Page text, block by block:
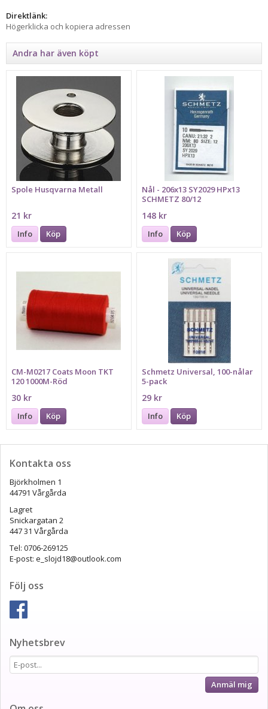
Direktlänk:
Högerklicka och kopiera adressen
Andra har även köpt
Spole Husqvarna Metall
21 kr
Info Köp
Nål - 206x13 SY2029 HPx13
SCHMETZ 80/12
148 kr
Info Köp
CM-M0217 Coats Moon TKT
120 1000M-Röd
30 kr
Info Köp
Schmetz Universal, 100-nålar
5-pack
29 kr
Info Köp
Kontakta oss
Björkholmen 1
44791 Vårgårda
Lagret
Snickargatan 2
447 31 Vårgårda
Tel: 0706-269125
E-post: e_slojd18@outlook.com
Följ oss
Nyhetsbrev
Anmäl mig